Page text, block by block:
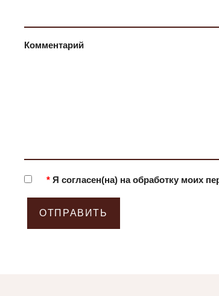
Комментарий
* Я согласен(на) на обработку моих
ОТПРАВИТЬ